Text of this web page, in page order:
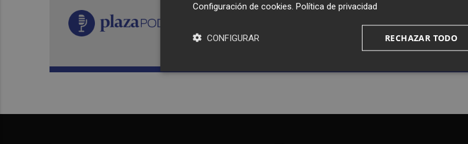
Recibe toda la actualidad de
Plaza Podcast en tu correo
Configuración de cookies Política de privacidad
RECHAZAR TODO
CONFIGURAR